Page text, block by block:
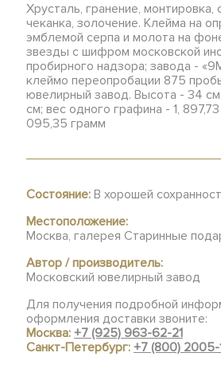
Хрусталь, гранение, монтировка,
чеканка, золочение. Клейма на
эмблемой серпа и молота на
звезды с шифром московской
пробирного надзора; завода -
клеймо переопробации 875
ювелирный завод. Высота - 34
см; вес одного графина - 1,
095,35 грамм
Состояние: В хорошей
Местоположение:
Москва, галерея Старинные
Автор / производитель:
Московский ювелирный завод
Для получения подробной
оформления доставки звоните:
Москва:+7 (925) 963-62-21
Санкт-Петербург:+7 (800) 2005-